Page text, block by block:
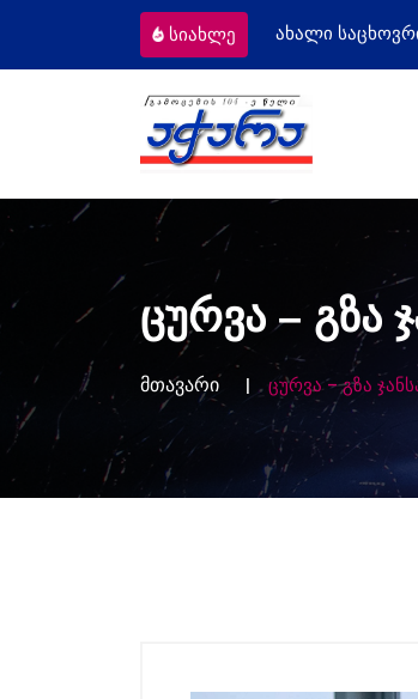
სიახლე
ახალი საცხოვრისი - 7 ეკომიგრანტს
ცურვა – გზა
მთავარი ცურვა – გზა